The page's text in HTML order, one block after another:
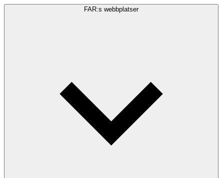
FAR:s webbplatser